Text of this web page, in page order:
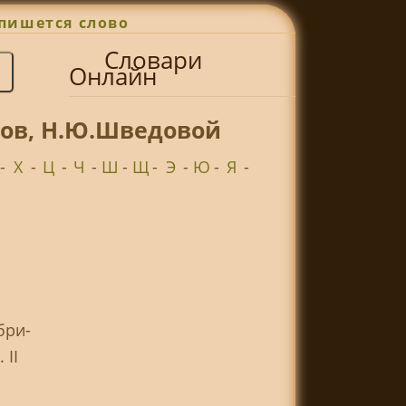
слово
Словари
Онлайн
Н.Ю.Шведовой
Х - Ц - Ч - Ш - Щ- Э - Ю- Я -
II